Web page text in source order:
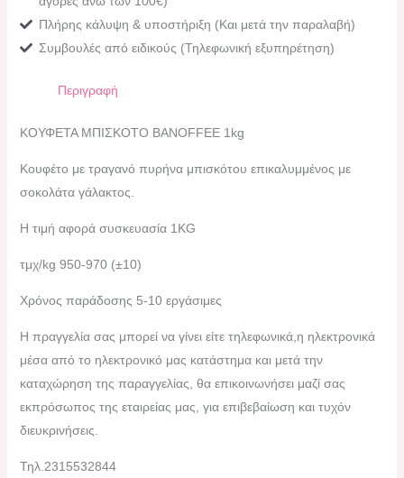
Πλήρης κάλυψη & υποστήριξη (Και μετά την παραλαβή)
Συμβουλές από ειδικούς (Τηλεφωνική εξυπηρέτηση)
Περιγραφή
ΚΟΥΦΕΤΑ ΜΠΙΣΚΟΤΟ BANOFFEE 1kg
Κουφέτο με τραγανό πυρήνα μπισκότου επικαλυμμένος με
σοκολάτα γάλακτος.
Η τιμή αφορά συσκευασία 1KG
τμχ/kg 950-970 (±10)
Χρόνος παράδοσης 5-10 εργάσιμες
H πραγγελία σας μπορεί να γίνει είτε τηλεφωνικά,η ηλεκτρονικά
μέσα από το ηλεκτρονικό μας κατάστημα και μετά την
καταχώρηση της παραγγελίας, θα επικοινωνήσει μαζί σας
εκπρόσωπος της εταιρείας μας, για επιβεβαίωση και τυχόν
διευκρινήσεις.
Τηλ.2315532844